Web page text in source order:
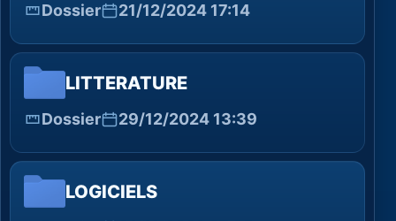
Dossier 21/12/2024 17:14
LITTERATURE
Dossier 29/12/2024 13:39
LOGICIELS